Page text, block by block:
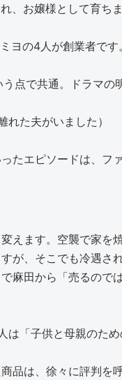
、お嬢様として育ち
ヨの4人が創業者です。
点で共通。ドラマの
た夫がいました）
たエピソードは、フ
えます。空襲で家を
が、そこでも冷遇され
麻田から「売るので
「子供と母親のた
品は、徐々に評判を